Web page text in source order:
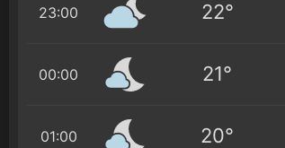
23:00 22°
00:00 21°
01:00 20°